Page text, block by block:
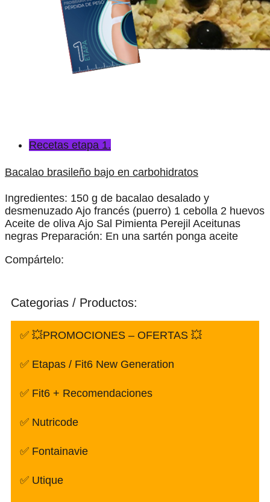
Recetas etapa 1.
Bacalao brasileño bajo en carbohidratos
Ingredientes: 150 g de bacalao desalado y
desmenuzado Ajo francés (puerro) 1 cebolla 2 huevos
Aceite de oliva Ajo Sal Pimienta Perejil Aceitunas
negras Preparación: En una sartén ponga aceite
Compártelo:
Categorias / Productos:
✅ 💥PROMOCIONES – OFERTAS 💥
✅ Etapas / Fit6 New Generation
✅ Fit6 + Recomendaciones
✅ Nutricode
✅ Fontainavie
✅ Utique